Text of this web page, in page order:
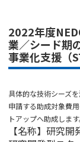
2022年度
業／シード期
事業化支援（
具体的な技術シーズ
申請する助成対象費
トアップへ助成します
【名称】研究開